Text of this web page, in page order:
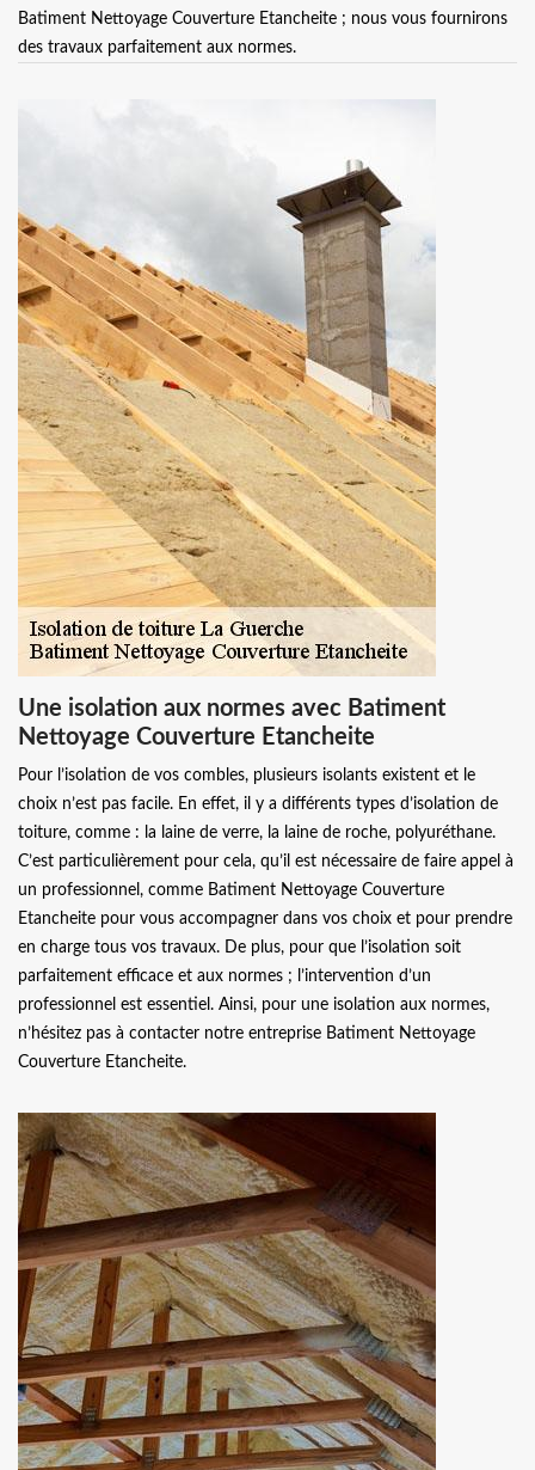
Batiment Nettoyage Couverture Etancheite ; nous vous fournirons
des travaux parfaitement aux normes.
Une isolation aux normes avec Batiment
Nettoyage Couverture Etancheite
Pour l’isolation de vos combles, plusieurs isolants existent et le
choix n’est pas facile. En effet, il y a différents types d’isolation de
toiture, comme : la laine de verre, la laine de roche, polyuréthane.
C’est particulièrement pour cela, qu’il est nécessaire de faire appel à
un professionnel, comme Batiment Nettoyage Couverture
Etancheite pour vous accompagner dans vos choix et pour prendre
en charge tous vos travaux. De plus, pour que l’isolation soit
parfaitement efficace et aux normes ; l’intervention d’un
professionnel est essentiel. Ainsi, pour une isolation aux normes,
n’hésitez pas à contacter notre entreprise Batiment Nettoyage
Couverture Etancheite.